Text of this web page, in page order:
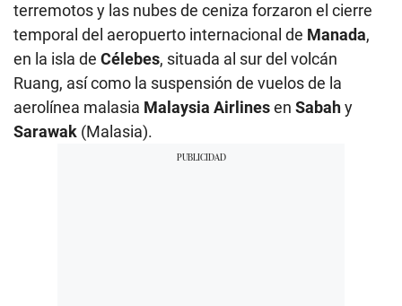
terremotos y las nubes de ceniza forzaron el cierre
temporal del aeropuerto internacional de Manada,
en la isla de Célebes, situada al sur del volcán
Ruang, así como la suspensión de vuelos de la
aerolínea malasia Malaysia Airlinesen Sabahy
Sarawak (Malasia).